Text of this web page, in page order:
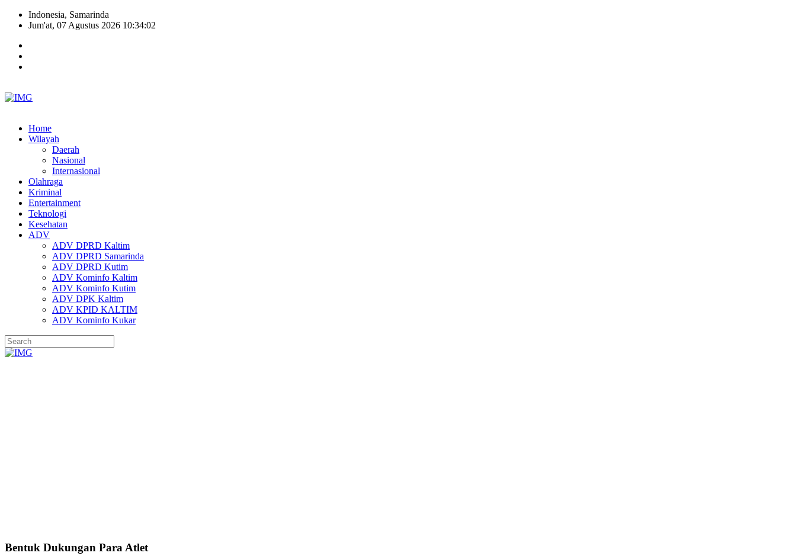
Indonesia, Samarinda
Jum'at, 07 Agustus 2026 10:34:03
Home
Wilayah
Daerah
Nasional
Internasional
Olahraga
Kriminal
Entertainment
Teknologi
Kesehatan
ADV
ADV DPRD Kaltim
ADV DPRD Samarinda
ADV DPRD Kutim
ADV Kominfo Kaltim
ADV Kominfo Kutim
ADV DPK Kaltim
ADV KPID KALTIM
ADV Kominfo Kukar
Bentuk Dukungan Para Atlet